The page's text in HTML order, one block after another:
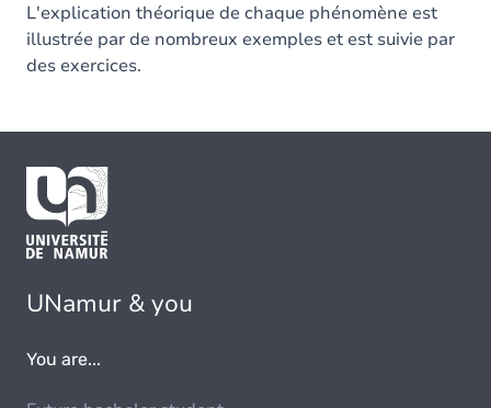
L'explication théorique de chaque phénomène est
illustrée par de nombreux exemples et est suivie par
des exercices.
UNamur & you
You are...